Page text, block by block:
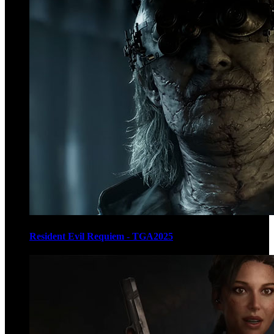
Resident Evil Requiem - TGA2025